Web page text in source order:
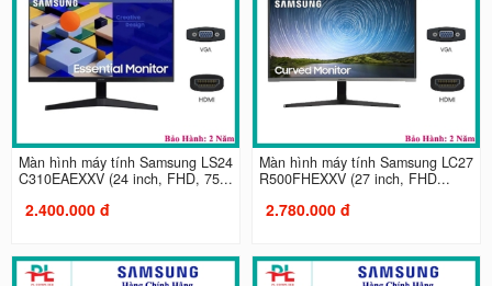
Màn hình máy tính Samsung LS24
C310EAEXXV (24 inch, FHD, 75...
2.400.000 đ
Màn hình máy tính Samsung LC27
R500FHEXXV (27 inch, FHD...
2.780.000 đ